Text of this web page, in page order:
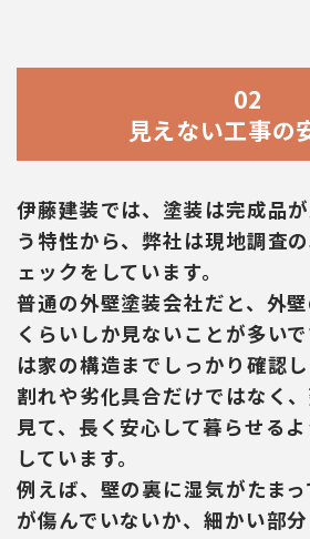
02
見えない工事の
伊藤建装では、塗装は完成品
う特性から、弊社は現地調査
ェックをしています。
普通の外壁塗装会社だと、外
くらいしか見ないことが多い
は家の構造までしっかり確認
割れや劣化具合だけではなく
見て、長く安心して暮らせる
しています。
例えば、壁の裏に湿気がたま
が傷んでいないか、細かい部